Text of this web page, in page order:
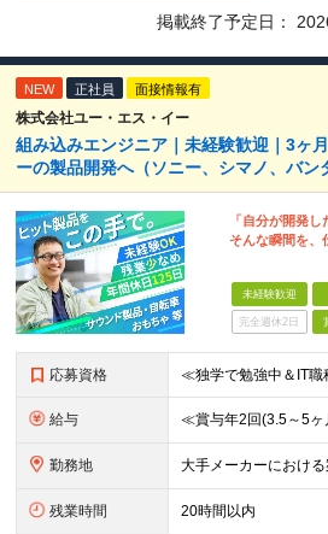
掲載終了予定日：
NEW 正社員 面接情報有
株式会社ユー・エス・イー
組み込みエンジニア｜未経験歓迎｜3ヶ
ーの製品開発へ（ソニー、シマノ、バン
「自分が開発
そんな瞬間を、
未経験歓迎
完全週休2日
応募資格
給与
勤務地
残業時間 20時間以内